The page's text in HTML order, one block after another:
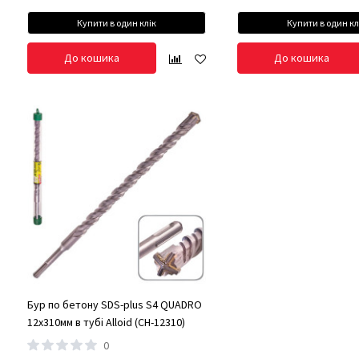
Купити в один клік
До кошика
Купити в один
До кошика
Бур по бетону SDS-plus S4 QUADRO
12x310мм в тубі Alloid (CH-12310)
0